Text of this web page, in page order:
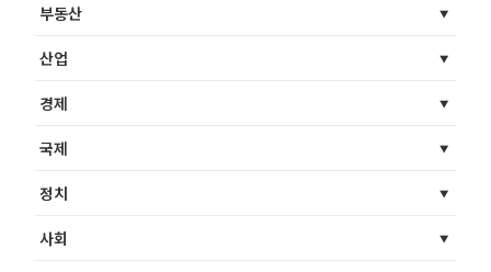
부동산
산업
경제
국제
정치
사회